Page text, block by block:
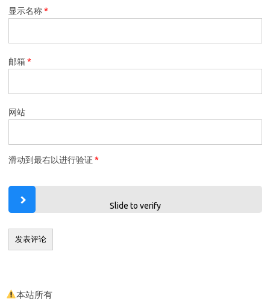
显示名称*
邮箱*
网站
滑动到最右以进行验证 *
Slide to verify
本站所有